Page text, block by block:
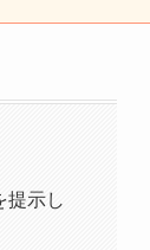
提示し